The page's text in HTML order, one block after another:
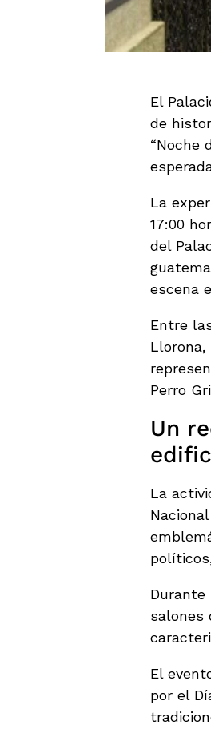
El
de
“Noche
La
17:00
del
escena
Entre
Llorona,
Perro
Un
La
salones
El
por el